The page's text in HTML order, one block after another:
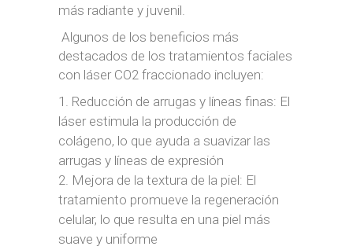
más radiante y juvenil.
Algunos de los beneficios más
destacados de los tratamientos faciales
con láser CO2 fraccionado incluyen:
Reducción de arrugas y líneas finas: El
láser estimula la producción de
colágeno, lo que ayuda a suavizar las
arrugas y líneas de expresión
Mejora de la textura de la piel: El
tratamiento promueve la regeneración
celular, lo que resulta en una piel más
suave y uniforme